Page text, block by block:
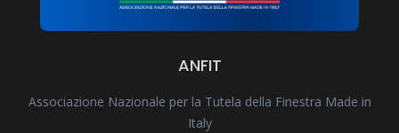
ANFIT
Associazione Nazionale per la Tutela della Finestra Made in
Italy